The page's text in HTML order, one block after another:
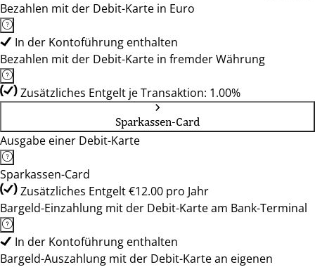
Bezahlen mit der Debit-Karte in Euro
In der Kontoführung enthalten
Bezahlen mit der Debit-Karte in fremder Währung
Zusätzliches Entgelt je Transaktion: 1.00%
Sparkassen-Card
Ausgabe einer Debit-Karte
Sparkassen-Card
Zusätzliches Entgelt €12.00 pro Jahr
Bargeld-Einzahlung mit der Debit-Karte am Bank-Terminal
In der Kontoführung enthalten
Bargeld-Auszahlung mit der Debit-Karte an eigenen